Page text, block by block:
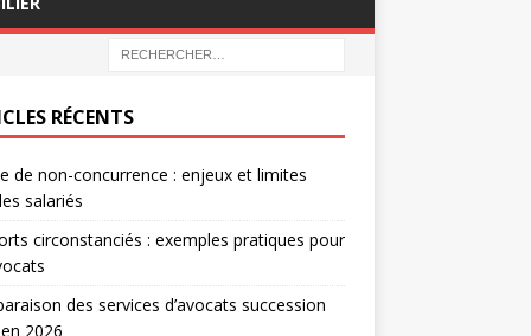
RÉCENTS
de non-concurrence : enjeux et limites
salariés
circonstanciés : exemples pratiques pour
des services d’avocats succession
2026